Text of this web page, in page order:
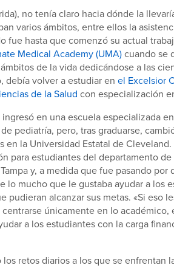
no tenía claro hacia dónde la
varios ámbitos, entre ellos la
fue hasta que comenzó su actual
Medical Academy (UMA)cuando se
de la vida dedicándose a las
debía volver a estudiar en el Excelsior
de la Salud con especialización
en una escuela especializada
pediatría, pero, tras graduarse,
en la Universidad Estatal de
para estudiantes del departamento
y, a medida que fue pasando
lo mucho que le gustaba ayudar a los
pudieran alcanzar sus metas. «Si eso
únicamente en lo
a los estudiantes con la carga
retos diarios a los que se enfrentan